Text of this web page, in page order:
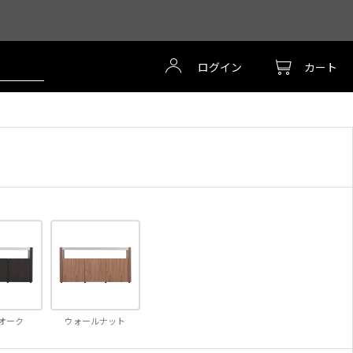
ログイン カート
ーク ウォールナット